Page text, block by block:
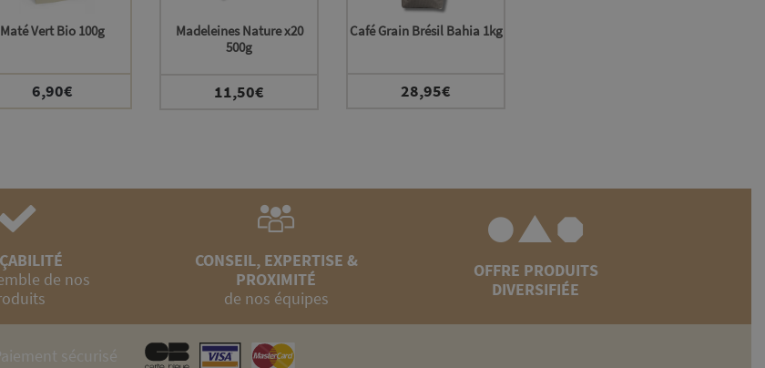
Maté Vert Bio 100g
6,90€
Madeleines Nature x20
500g
11,50€
Café Grain Brésil Bahia 1kg
28,95€
de nos
CONSEIL, EXPERTISE &
PROXIMITÉ
de nos équipes
OFFRE PRODUITS
DIVERSIFIÉE
sécurisé